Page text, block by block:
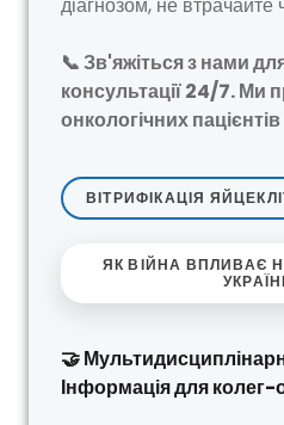
діагнозом, не втрачайте
📞 Зв'яжіться з нами
консультації 24/7. Ми
онкологічних
ВІТРИФІКАЦІЯ
ЯК ВІЙНА ВПЛИВАЄ
🤝
Інформація для колег-